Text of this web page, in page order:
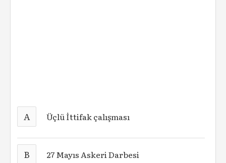
A Üçlü İttifak çalışması
B 27 Mayıs Askeri Darbesi